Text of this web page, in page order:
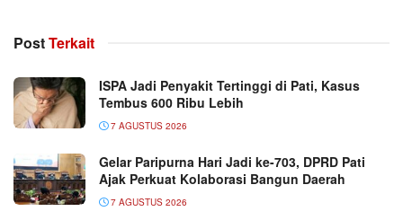
PostTerkait
ISPA Jadi Penyakit Tertinggi di Pati, Kasus
Tembus 600 Ribu Lebih
7 AGUSTUS 2026
Gelar Paripurna Hari Jadi ke-703, DPRD Pati
Ajak Perkuat Kolaborasi Bangun Daerah
7 AGUSTUS 2026